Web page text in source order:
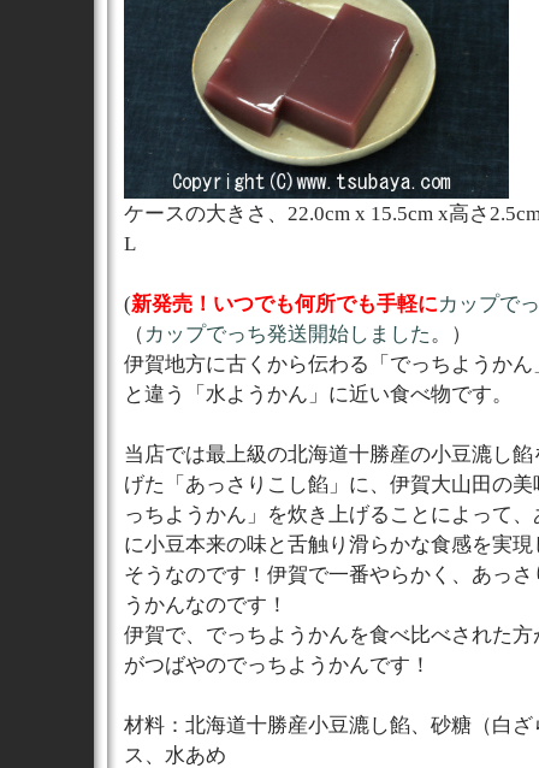
ケースの大きさ、22.0cm x 15.5cm x高さ
L
(新発売！いつでも何所でも手軽にカップで
（ カップでっち発送開始しました。）
伊賀地方に古くから伝わる「でっちようか
と違う「水ようかん」に近い食べ物です。
当店では最上級の北海道十勝産の小豆漉し
げた「あっさりこし餡」に、伊賀大山田の
っちようかん」を炊き上げることによって
に小豆本来の味と舌触り滑らかな食感を実
そうなのです！伊賀で一番やらかく、あっ
うかんなのです！
伊賀で、でっちようかんを食べ比べされた
がつばやのでっちようかんです！
材料：北海道十勝産小豆漉し餡、砂糖（白
ス、水あめ